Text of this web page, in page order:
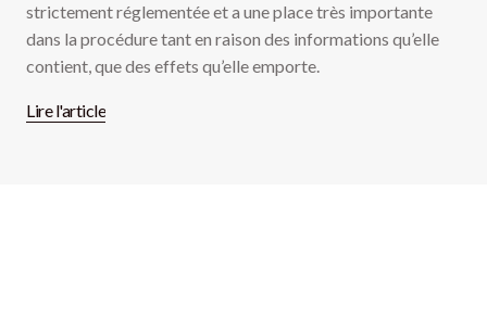
strictement réglementée et a une place très importante
dans la procédure tant en raison des informations qu’elle
contient, que des effets qu’elle emporte.
Lire l'article